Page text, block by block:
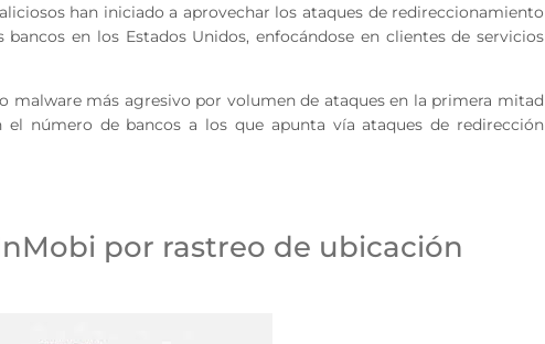
han iniciado a aprovechar los ataques de redireccionamiento
en los Estados Unidos, enfocándose en clientes de servicios
malware más agresivo por volumen de ataques en la primera mitad
número de bancos a los que apunta vía ataques de redirección
por rastreo de ubicación